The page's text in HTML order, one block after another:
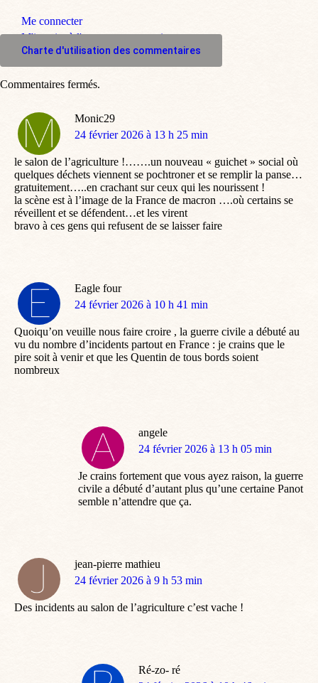
Me connecter
M'inscrire à l'espace commentaire
Charte d'utilisation des commentaires
Monic29
dit
24 février 2026 à 13 h 25 min
le salon de l’agriculture !…….un nouveau « guichet » social où
quelques déchets viennent se pochtroner et se remplir la panse…
gratuitement…..en crachant sur ceux qui les nourissent !
la scène est à l’image de la France de macron ….où certains se
réveillent et se défendent…et les virent
bravo à ces gens qui refusent de se laisser faire
Eagle four
dit
24 février 2026 à 10 h 41 min
Quoiqu’on veuille nous faire croire , la guerre civile a débuté au
vu du nombre d’incidents partout en France : je crains que le
pire soit à venir et que les Quentin de tous bords soient
nombreux
angele
dit
24 février 2026 à 13 h 05 min
Je crains fortement que vous ayez raison, la guerre
civile a débuté d’autant plus qu’une certaine Panot
semble n’attendre que ça.
jean-pierre mathieu
dit
24 février 2026 à 9 h 53 min
Des incidents au salon de l’agriculture c’est vache !
Ré-zo- ré
Commentaires fermés.